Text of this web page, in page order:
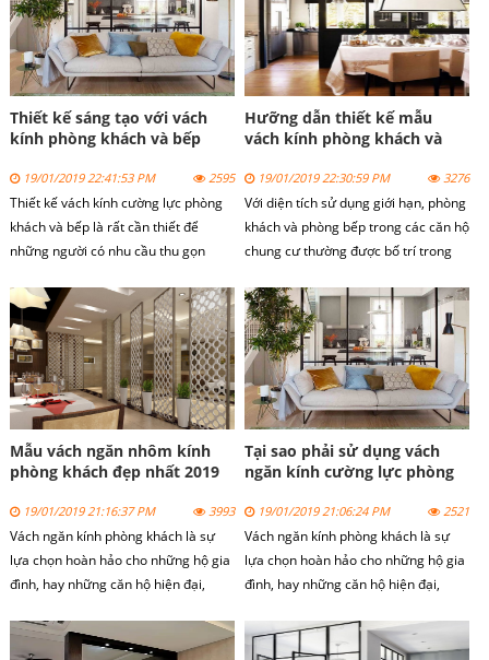
vách kính cường lực để tách biệt giữa
hai khu vục trên mà vẫn không làm
bố cục của căn phòng.
không gian nhằm đảm bảo sự riêng
tư . Sau đây cùng Nhôm Kính Việt
ngắm nhìn một số cách thiết kế vách
ngăn phòng khách và nhà bếp vừa
đẹp vừa thoáng hết sức độc đáo bạn
có thể tham khảo.
Thiết kế sáng tạo với vách
kính phòng khách và bếp
19/01/2019 22:41:53 PM 2595
Thiết kế vách kính cường lực phòng
khách và bếp là rất cần thiết để
những người có nhu cầu thu gọn
vậy với những ai đang tìm kiếm sự
mới mẻ cho không gian căn phòng
thì đây là cách tốt nhất mang đến
người dùng một không gian căn
phòng tươi mới và gọn gàng hơn rất
nhiều.
Hưỡng dẫn thiết kế mẫu
vách kính phòng khách và
19/01/2019 22:30:59 PM 3276
Với diện tích sử dụng giới hạn, phòng
khách và phòng bếp trong các căn hộ
chung cư thường được bố trí trong
tinh tế trong thiết kế cũng như trang
trí, kiến trúc sư đã khéo léo lựa chọn
vách kính cường lực để tách biệt giữa
hai khu vục trên mà vẫn không làm
bố cục của căn phòng.
Mẫu vách ngăn nhôm kính
phòng khách đẹp nhất 2019
19/01/2019 21:16:37 PM 3993
Vách ngăn kính phòng khách là sự
lựa chọn hoàn hảo cho những hộ gia
đình, hay những căn hộ hiện đại,
về diện tích. Với chất liệu chủ yếu là
kính cường lực giúp cho không gian
Tại sao phải sử dụng vách
ngăn kính cường lực phòng
19/01/2019 21:06:24 PM 2521
Vách ngăn kính phòng khách là sự
lựa chọn hoàn hảo cho những hộ gia
đình, hay những căn hộ hiện đại,
về diện tích. Với chất liệu chủ yếu là
kính cường lực giúp cho không gian